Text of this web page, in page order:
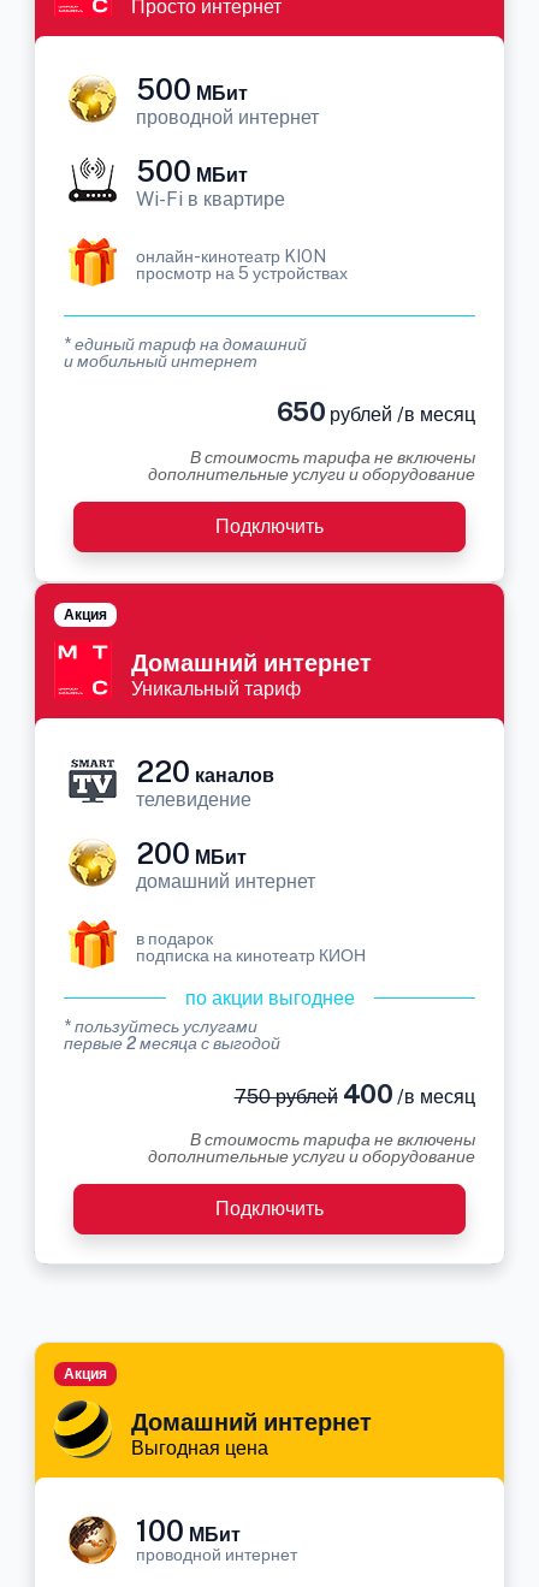
Просто интернет
500 МБит
проводной интернет
500 МБит
Wi-Fi в квартире
онлайн-кинотеатр KION
просмотр на 5 устройствах
* единый тариф на домашний
и мобильный интернет
650 рублей /в месяц
В стоимость тарифа не включены
дополнительные услуги и оборудование
Подключить
Домашний интернет
Уникальный тариф
Акция
220 каналов
телевидение
200 МБит
домашний интернет
в подарок
подписка на кинотеатр КИОН
по акции выгоднее
* пользуйтесь услугами
первые 2 месяца с выгодой
750 рублей400 /в месяц
В стоимость тарифа не включены
дополнительные услуги и оборудование
Подключить
Домашний интернет
Выгодная цена
Акция
100 МБит
проводной интернет